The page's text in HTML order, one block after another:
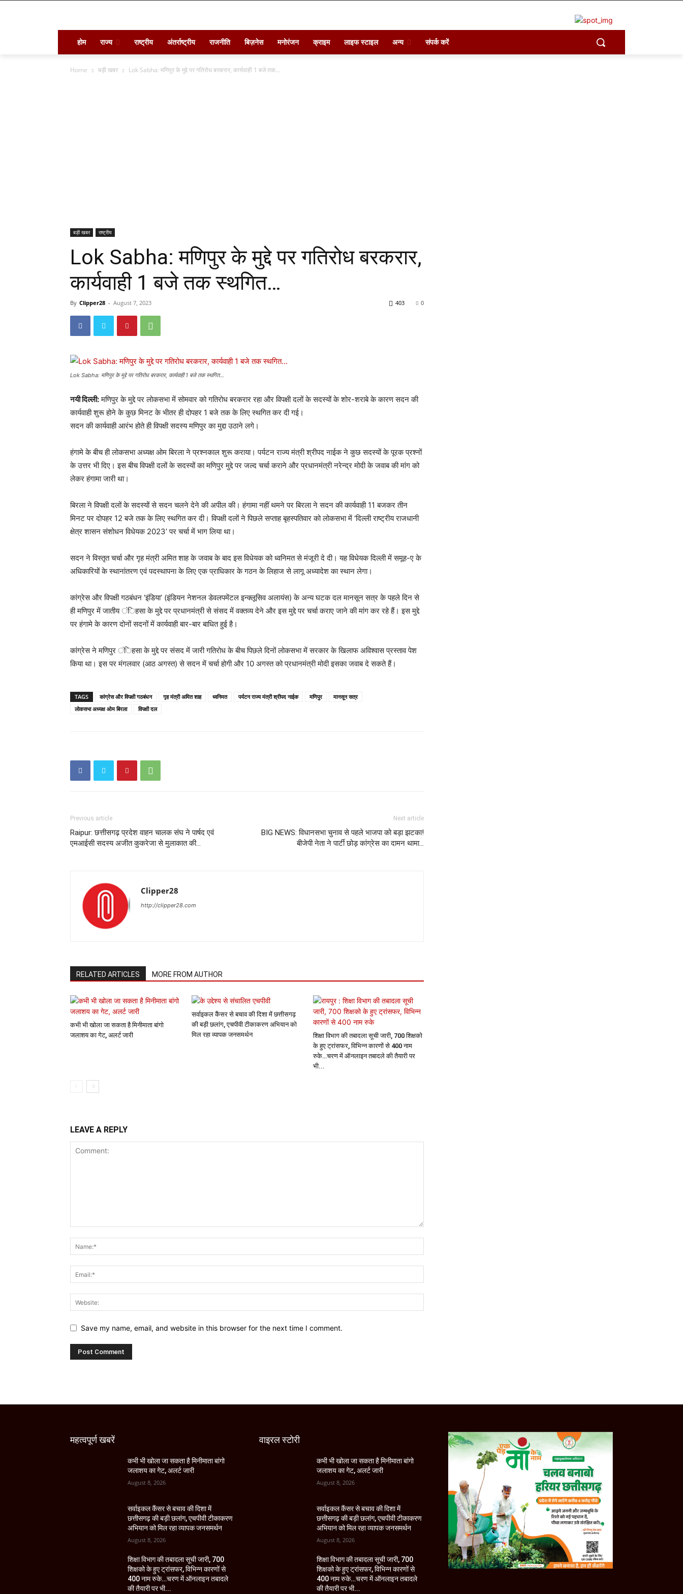
होम राज्य राष्ट्रीय अंतर्राष्ट्रीय राजनीति बिज़नेस मनोरंजन क्राइम लाइफ स्टाइल अन्य संपर्क करें
Home बड़ी खबर Lok Sabha: मणिपुर के मुद्दे पर गतिरोध बरकरार, कार्यवाही 1 बजे तक...
बड़ी खबर राष्ट्रीय
Lok Sabha: मणिपुर के मुद्दे पर गतिरोध बरकरार,
कार्यवाही 1 बजे तक स्थगित…
By Clipper28 - August 7, 2023 0
403
Lok Sabha: मणिपुर के मुद्दे पर गतिरोध बरकरार, कार्यवाही 1 बजे तक स्थगित...
नयी दिल्ली:मणिपुर के मुद्दे पर लोकसभा में सोमवार को गतिरोध बरकरार रहा और विपक्षी दलों के सदस्यों के शोर-शराबे के कारण सदन की
कार्यवाही शुरू होने के कुछ मिनट के भीतर ही दोपहर 1 बजे तक के लिए स्थगित कर दी गई।
सदन की कार्यवाही आरंभ होते ही विपक्षी सदस्य मणिपुर का मुद्दा उठाने लगे।
हंगामे के बीच ही लोकसभा अध्यक्ष ओम बिरला ने प्रश्नकाल शुरू कराया। पर्यटन राज्य मंत्री श्रीपद नाईक ने कुछ सदस्यों के पूरक प्रश्नों
के उत्तर भी दिए। इस बीच विपक्षी दलों के सदस्यों का मणिपुर मुद्दे पर जल्द चर्चा कराने और प्रधानमंत्री नरेन्द्र मोदी के जवाब की मांग को
लेकर हंगामा जारी था।
बिरला ने विपक्षी दलों के सदस्यों से सदन चलने देने की अपील की। हंगामा नहीं थमने पर बिरला ने सदन की कार्यवाही 11 बजकर तीन
मिनट पर दोपहर 12 बजे तक के लिए स्थगित कर दी। विपक्षी दलों ने पिछले सप्ताह बृहस्पतिवार को लोकसभा में ‘दिल्ली राष्ट्रीय राजधानी
क्षेत्र शासन संशोधन विधेयक 2023’ पर चर्चा में भाग लिया था।
सदन ने विस्तृत चर्चा और गृह मंत्री अमित शाह के जवाब के बाद इस विधेयक को ध्वनिमत से मंजूरी दे दी। यह विधेयक दिल्ली में समूह-ए के
अधिकारियों के स्थानांतरण एवं पदस्थापना के लिए एक प्राधिकार के गठन के लिहाज से लागू अध्यादेश का स्थान लेगा।
कांग्रेस और विपक्षी गठबंधन ‘इंडिया’ (इंडियन नेशनल डेवलपमेंटल इन्क्लूसिव अलायंस) के अन्य घटक दल मानसून सत्र के पहले दिन से
ही मणिपुर में जातीय ंिहसा के मुद्दे पर प्रधानमंत्री से संसद में वक्तव्य देने और इस मुद्दे पर चर्चा कराए जाने की मांग कर रहे हैं। इस मुद्दे
पर हंगामे के कारण दोनों सदनों में कार्यवाही बार-बार बाधित हुई है।
कांग्रेस ने मणिपुर ंिहसा के मुद्दे पर संसद में जारी गतिरोध के बीच पिछले दिनों लोकसभा में सरकार के खिलाफ अविश्वास प्रस्ताव पेश
किया था। इस पर मंगलवार (आठ अगस्त) से सदन में चर्चा होगी और 10 अगस्त को प्रधानमंत्री मोदी इसका जवाब दे सकते हैं।
TAGS कांग्रेस और विपक्षी गठबंधन गृह मंत्री अमित शाह ध्वनिमत पर्यटन राज्य मंत्री श्रीपद नाईक मणिपुर
मानसून सत्र
लोकसभा अध्यक्ष ओम बिरला
विपक्षी दल
Previous article
Raipur: छत्तीसगढ़ प्रदेश वाहन चालक संघ ने पार्षद एवं
एमआईसी सदस्य अजीत कुकरेजा से मुलाकात की…
Next article
BIG NEWS: विधानसभा चुनाव से पहले भाजपा को बड़ा झटका!
बीजेपी नेता ने पार्टी छोड़ कांग्रेस का दामन थामा…
Clipper28
http://clipper28.com
RELATED ARTICLES MORE FROM AUTHOR
कभी भी खोला जा सकता है मिनीमाता बांगो
जलाशय का गेट, अलर्ट जारी
सर्वाइकल कैंसर से बचाव की दिशा में छत्तीसगढ़
की बड़ी छलांग, एचपीवी टीकाकरण अभियान को
मिल रहा व्यापक जनसमर्थन
शिक्षा विभाग की तबादला सूची जारी, 700 शिक्षको
के हुए ट्रांसफर, विभिन्न कारणों से 400 नाम
रुके…चरण में ऑनलाइन तबादले की तैयारी पर
भी...
LEAVE A REPLY
Save my name, email, and website in this browser for the next time I comment.
महत्वपूर्ण खबरें
कभी भी खोला जा सकता है मिनीमाता बांगो
जलाशय का गेट, अलर्ट जारी
August 8, 2026
सर्वाइकल कैंसर से बचाव की दिशा में
छत्तीसगढ़ की बड़ी छलांग, एचपीवी टीकाकरण
अभियान को मिल रहा व्यापक जनसमर्थन
August 8, 2026
शिक्षा विभाग की तबादला सूची जारी, 700
शिक्षको के हुए ट्रांसफर, विभिन्न कारणों से
400 नाम रुके…चरण में ऑनलाइन तबादले
की तैयारी पर भी...
वाइरल स्टोरी
कभी भी खोला जा सकता है मिनीमाता बांगो
जलाशय का गेट, अलर्ट जारी
August 8, 2026
सर्वाइकल कैंसर से बचाव की दिशा में
छत्तीसगढ़ की बड़ी छलांग, एचपीवी टीकाकरण
अभियान को मिल रहा व्यापक जनसमर्थन
August 8, 2026
शिक्षा विभाग की तबादला सूची जारी, 700
शिक्षको के हुए ट्रांसफर, विभिन्न कारणों से
400 नाम रुके…चरण में ऑनलाइन तबादले
की तैयारी पर भी...